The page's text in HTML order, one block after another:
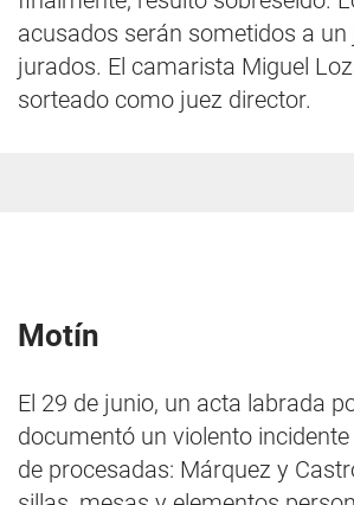
acusados serán sometidos a un
jurados. El camarista Miguel
sorteado como juez director.
Motín
El 29 de junio, un acta labrada
documentó un violento incidente
de procesadas: Márquez y